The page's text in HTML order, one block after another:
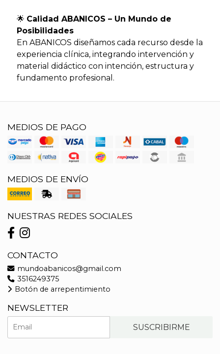
🌟 Calidad ABANICOS – Un Mundo de
Posibilidades
En ABANICOS diseñamos cada recurso desde la
experiencia clínica, integrando intervención y
material didáctico con intención, estructura y
fundamento profesional.
MEDIOS DE PAGO
MEDIOS DE ENVÍO
NUESTRAS REDES SOCIALES
CONTACTO
mundoabanicos@gmail.com
3516249375
Botón de arrepentimiento
NEWSLETTER
SUSCRIBIRME